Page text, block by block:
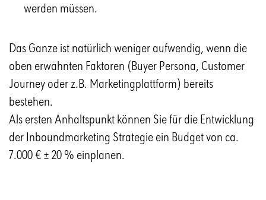
werden müssen.
Das Ganze ist natürlich weniger aufwendig, wenn die
oben erwähnten Faktoren (Buyer Persona, Customer
Journey oder z.B. Marketingplattform) bereits
bestehen.
Als ersten Anhaltspunkt können Sie für die Entwicklung
der Inboundmarketing Strategie ein Budget von ca.
7.000 € ± 20 % einplanen.